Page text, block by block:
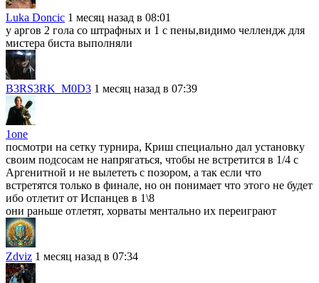
Luka Doncic 1 месяц назад в 08:01
у аргов 2 гола со штрафных и 1 с пены,видимо челлендж для
мистера биста выполняли
B3RS3RK_M0D3 1 месяц назад в 07:39
1one
посмотри на сетку турнира, Криш специально дал установку
своим подсосам не напрягаться, чтобы не встретится в 1/4 с
Аргенитной и не вылететь с позором, а так если что
встретятся только в финале, но он понимает что этого не будет
ибо отлетит от Испанцев в 1\8
они раньше отлетят, хорваты ментально их переиграют
Zdviz 1 месяц назад в 07:34